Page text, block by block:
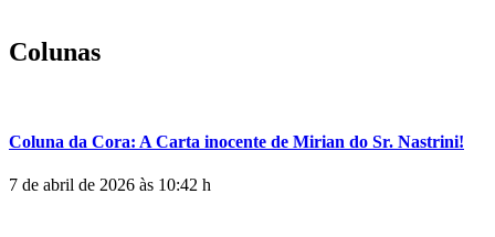
Colunas
Coluna da Cora: A Carta inocente de Mirian do Sr. Nastrini!
7 de abril de 2026 às 10:42 h